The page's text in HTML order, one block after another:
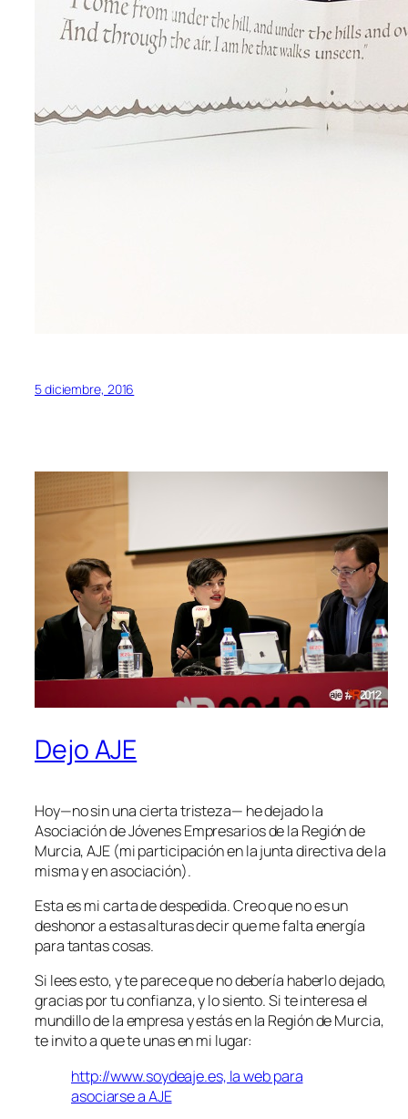
5 diciembre, 2016
Dejo AJE
Hoy—no sin una cierta tristeza— he dejado la
Asociación de Jóvenes Empresarios de la Región de
Murcia, AJE (mi participación en la junta directiva de la
misma y en asociación).
Esta es mi carta de despedida. Creo que no es un
deshonor a estas alturas decir que me falta energía
para tantas cosas.
Si lees esto, y te parece que no debería haberlo dejado,
gracias por tu confianza, y lo siento. Si te interesa el
mundillo de la empresa y estás en la Región de Murcia,
te invito a que te unas en mi lugar:
http://www.soydeaje.es, la web para
asociarse a AJE